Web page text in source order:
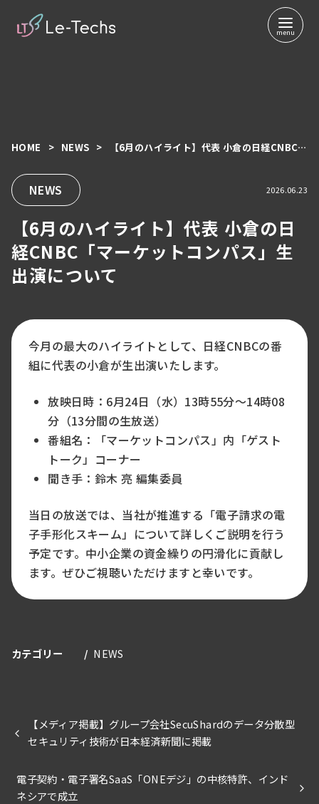
【6月のハイライト】代表 小倉の日
経CNBC「マーケットコンパス」生
出演について
2026.06.23
NEWS
今月の最大のハイライトとして、日経CNBCの番
組に代表の小倉が生出演いたします。
放映日時：6月24日（水）13時55分～14時08
分（13分間の生放送）
番組名：「マーケットコンパス」内「ゲスト
トーク」コーナー
聞き手：鈴木 亮 編集委員
当日の放送では、当社が推進する「電子請求の電
子手形化スキーム」について詳しくご説明を行う
予定です。中小企業の資金繰りの円滑化に貢献し
ます。ぜひご視聴いただけますと幸いです。
カテゴリー NEWS
【メディア掲載】グループ会社SecuShardのデータ分散型
セキュリティ技術が日本経済新聞に掲載
電子契約・電子署名SaaS「ONEデジ」の中核特許、インド
ネシアで成立
HOME NEWS 【6月のハイライト】代表 小倉の日経CNBC「マーケットコンパス」生出演について